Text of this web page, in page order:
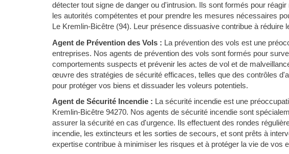
détecter tout signe de danger ou d'intrusion. Ils sont formés pour
les autorités compétentes et pour prendre les mesures nécessaires
Le Kremlin-Bicêtre (94). Leur présence dissuasive contribue à réduire
Agent de Prévention des Vols : La prévention des vols est une
entreprises. Nos agents de prévention des vols sont formés pour
comportements suspects et prévenir les actes de vol et de
œuvre des stratégies de sécurité efficaces, telles que des contrôles
pour protéger vos biens et dissuader les voleurs potentiels.
Agent de Sécurité Incendie : La sécurité incendie est une
Kremlin-Bicêtre 94270. Nos agents de sécurité incendie sont
assurer la sécurité en cas d'urgence. Ils effectuent des rondes
incendie, les extincteurs et les sorties de secours, et sont prêts à
expertise contribue à minimiser les risques et à protéger la vie de vos